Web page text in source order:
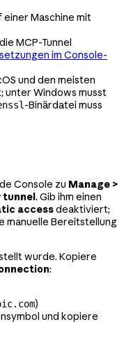
einer Maschine mit
MCP-Tunnel
im Console-
und den meisten
unter Windows musst
-Binärdatei muss
Console zu Manage >
tunnel. Gib ihm einen
accessdeaktiviert;
manuelle Bereitstellung
wurde. Kopiere
:
)
und kopiere